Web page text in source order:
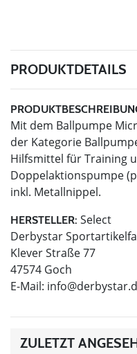
PRODUKTDETAILS
Mit dem Ballpumpe
der Kategorie
Hilfsmittel für Training
Doppelaktionspumpe
inkl. Metallnippel.
HERSTELLER: Select
Derbystar
Klever Straße 77
47574 Goch
E-Mail:
ZULETZT